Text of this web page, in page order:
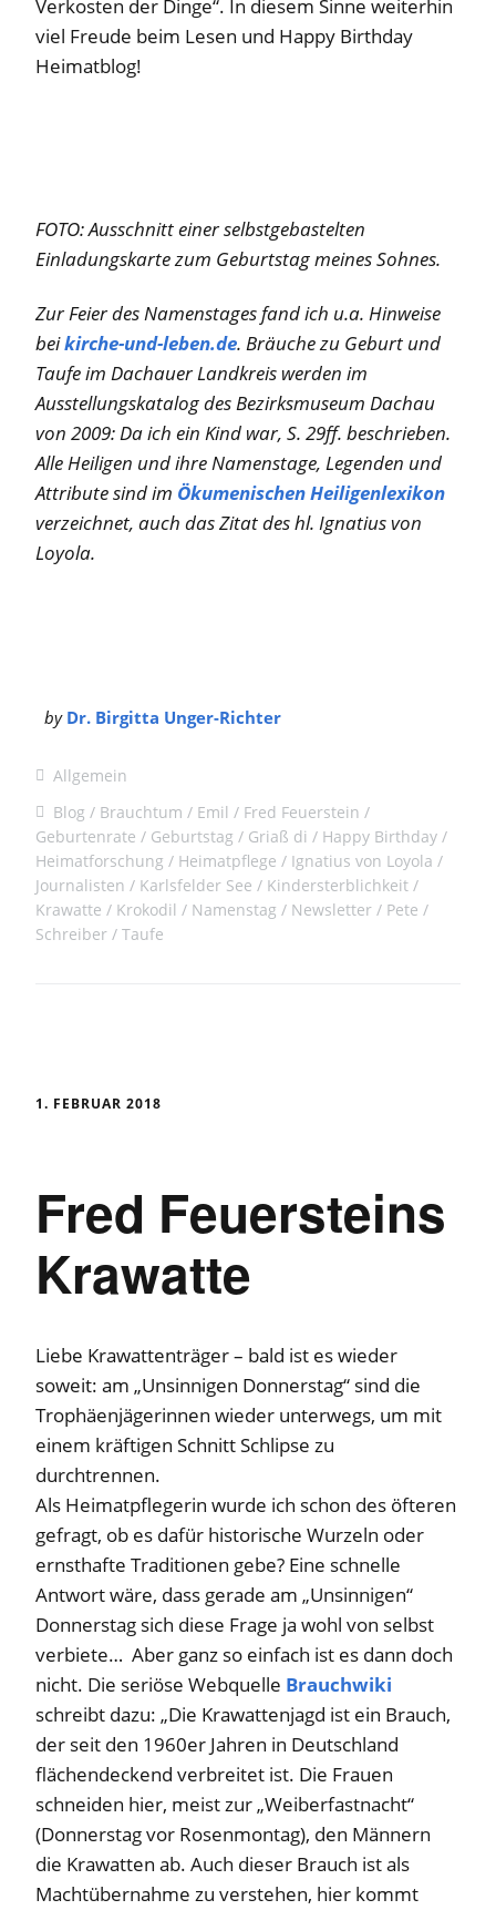
Verkosten der Dinge“. In diesem Sinne weiterhin
viel Freude beim Lesen und Happy Birthday
Heimatblog!
FOTO: Ausschnitt einer selbstgebastelten
Einladungskarte zum Geburtstag meines Sohnes.
Zur Feier des Namenstages fand ich u.a. Hinweise
beikirche-und-leben.de. Bräuche zu Geburt und
Taufe im Dachauer Landkreis werden im
Ausstellungskatalog des Bezirksmuseum Dachau
von 2009: Da ich ein Kind war, S. 29ff. beschrieben.
Alle Heiligen und ihre Namenstage, Legenden und
Attribute sind im Ökumenischen Heiligenlexikon
verzeichnet, auch das Zitat des hl. Ignatius von
Loyola.
by Dr. Birgitta Unger-Richter
Allgemein
Blog
Brauchtum Emil
Fred Feuerstein
Geburtenrate
Geburtstag Griaß di
Happy Birthday
Heimatforschung
Heimatpflege
Ignatius von Loyola
Journalisten
Karlsfelder See
Kindersterblichkeit
Krawatte
Krokodil Namenstag Newsletter
Pete
Schreiber
Taufe
1. FEBRUAR 2018
Fred Feuersteins
Krawatte
Liebe Krawattenträger – bald ist es wieder
soweit: am „Unsinnigen Donnerstag“ sind die
Trophäenjägerinnen wieder unterwegs, um mit
einem kräftigen Schnitt Schlipse zu
durchtrennen.
Als Heimatpflegerin wurde ich schon des öfteren
gefragt, ob es dafür historische Wurzeln oder
ernsthafte Traditionen gebe? Eine schnelle
Antwort wäre, dass gerade am „Unsinnigen“
Donnerstag sich diese Frage ja wohl von selbst
verbiete… Aber ganz so einfach ist es dann doch
nicht. Die seriöse Webquelle Brauchwiki
schreibt dazu: „Die Krawattenjagd ist ein Brauch,
der seit den 1960er Jahren in Deutschland
flächendeckend verbreitet ist. Die Frauen
schneiden hier, meist zur „Weiberfastnacht“
(Donnerstag vor Rosenmontag), den Männern
die Krawatten ab. Auch dieser Brauch ist als
Machtübernahme zu verstehen, hier kommt